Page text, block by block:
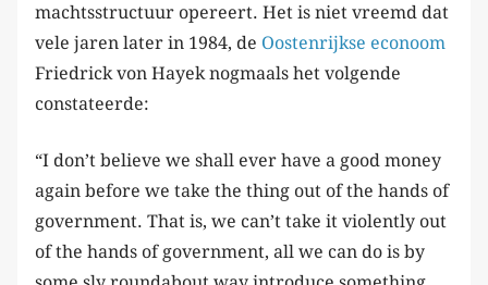
machtsstructuur opereert. Het is niet vreemd dat
vele jaren later in 1984, de Oostenrijkse econoom
Friedrick von Hayek nogmaals het volgende
constateerde:
“I don’t believe we shall ever have a good money
again before we take the thing out of the hands of
government. That is, we can’t take it violently out
of the hands of government, all we can do is by